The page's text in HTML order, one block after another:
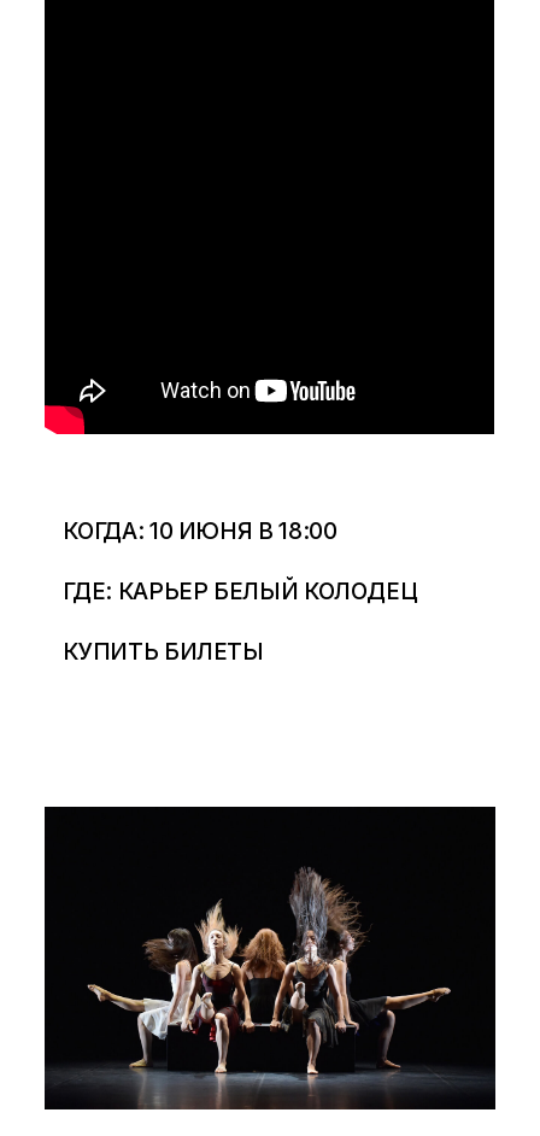
КОГДА: 10 ИЮНЯ В 18:00
ГДЕ: КАРЬЕР БЕЛЫЙ КОЛОДЕЦ
КУПИТЬ БИЛЕТЫ